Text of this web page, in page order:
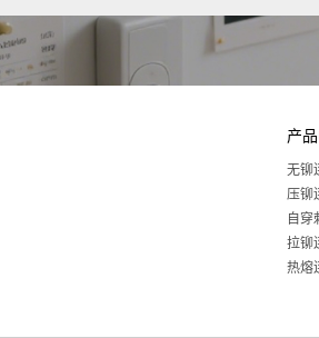
产
无铆
压铆
自穿
拉铆
热熔